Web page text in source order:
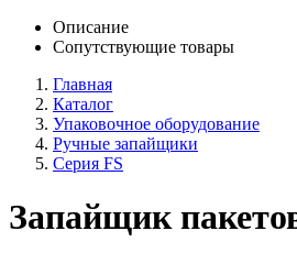
Описание
Сопутствующие товары
Главная
Каталог
Упаковочное оборудование
Ручные запайщики
Серия FS
Запайщик